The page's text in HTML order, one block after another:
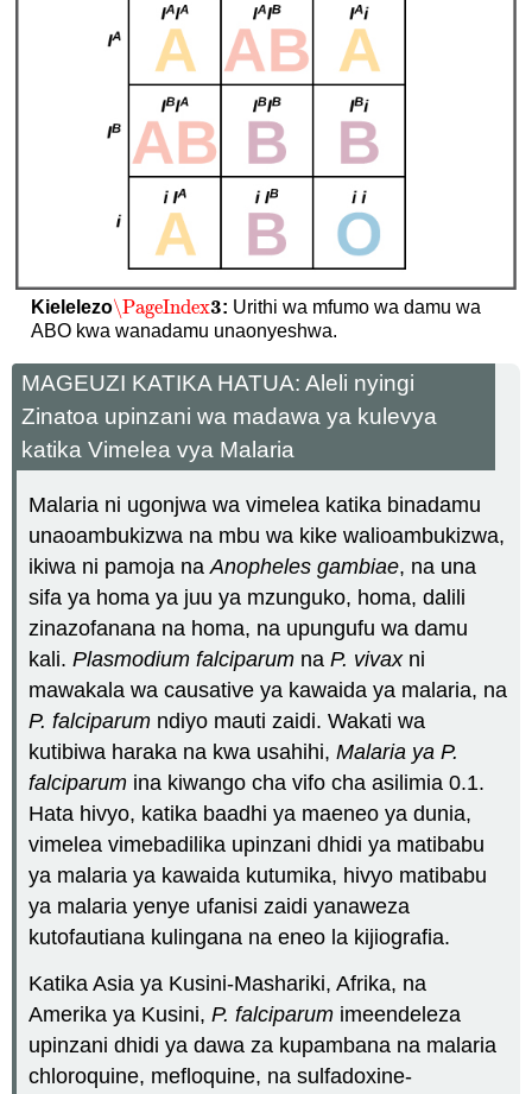
Kielelezo\PageIndex3
\PageIndex3: Urithi wa mfumo wa damu wa
ABO kwa wanadamu unaonyeshwa.
MAGEUZI KATIKA HATUA: Aleli nyingi
Zinatoa upinzani wa madawa ya kulevya
katika Vimelea vya Malaria
Malaria ni ugonjwa wa vimelea katika binadamu
unaoambukizwa na mbu wa kike walioambukizwa,
ikiwa ni pamoja naAnopheles gambiae, na una
sifa ya homa ya juu ya mzunguko, homa, dalili
zinazofanana na homa, na upungufu wa damu
kali.Plasmodium falciparum naP. vivaxni
mawakala wa causative ya kawaida ya malaria, na
P. falciparum ndiyo mauti zaidi. Wakati wa
kutibiwa haraka na kwa usahihi,Malaria ya P.
falciparum ina kiwango cha vifo cha asilimia 0.1.
Hata hivyo, katika baadhi ya maeneo ya dunia,
vimelea vimebadilika upinzani dhidi ya matibabu
ya malaria ya kawaida kutumika, hivyo matibabu
ya malaria yenye ufanisi zaidi yanaweza
kutofautiana kulingana na eneo la kijiografia.
Katika Asia ya Kusini-Mashariki, Afrika, na
Amerika ya Kusini,P. falciparum imeendeleza
upinzani dhidi ya dawa za kupambana na malaria
chloroquine, mefloquine, na sulfadoxine-